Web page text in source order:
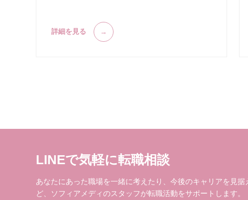
詳細を見る
LINEで気軽に転職相談
あなたにあった職場を一緒に考えたり、今後のキャリアを見据
ど、ソフィアメディのスタッフが転職活動をサポートします。